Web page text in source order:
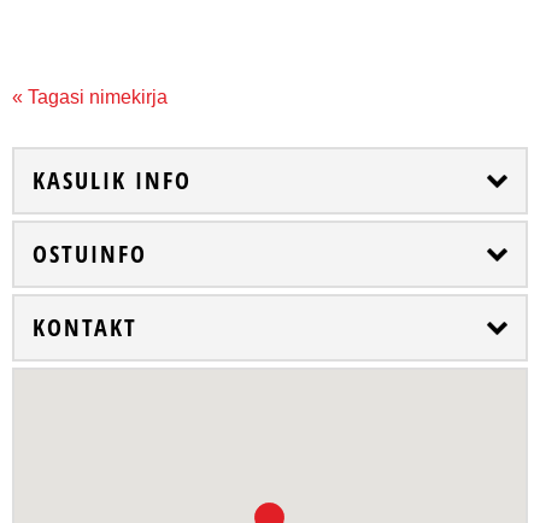
« Tagasi nimekirja
KASULIK INFO
OSTUINFO
KONTAKT